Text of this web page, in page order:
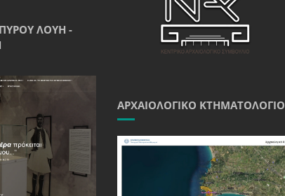
ΛΟΎΗ -
ΑΡΧΑΙΟΛΟΓΙΚΌ ΚΤΗΜΑΤΟΛΌΓΙΟ